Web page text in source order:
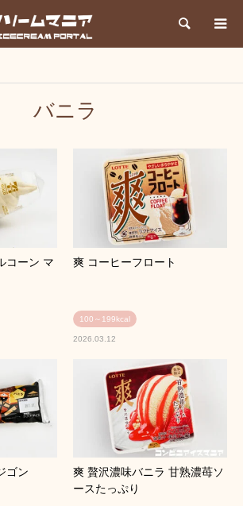
検索
バニラ
コーン マ
爽 コーヒーフロート
100～199kcal
2026.03.12
ゴン
爽 贅沢濃味バニラ 甘熟濃苺ソ
ースたっぷり